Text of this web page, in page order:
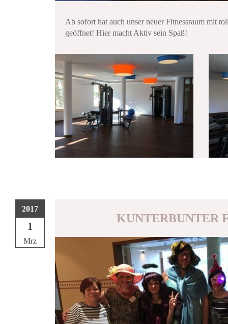
Ab sofort hat auch unser neuer Fitnessraum mit
geöffnet! Hier macht Aktiv sein Spaß!
2017
1
Mrz
KUNTERBUNTER